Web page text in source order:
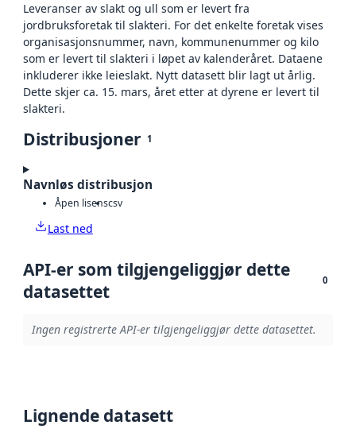
Leveranser av slakt og ull som er levert fra
jordbruksforetak til slakteri. For det enkelte foretak vises
organisasjonsnummer, navn, kommunenummer og kilo
som er levert til slakteri i løpet av kalenderåret. Dataene
inkluderer ikke leieslakt. Nytt datasett blir lagt ut årlig.
Dette skjer ca. 15. mars, året etter at dyrene er levert til
slakteri.
Distribusjoner 1
Navnløs distribusjon
Åpen lisenscsv
Last ned
API-er som tilgjengeliggjør dette
datasettet
0
Ingen registrerte API-er tilgjengeliggjør dette datasettet.
Lignende datasett